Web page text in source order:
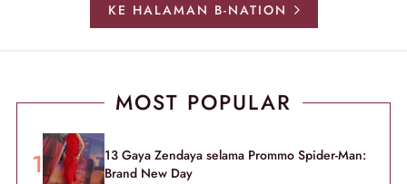
KE HALAMAN B-NATION
MOST POPULAR
13 Gaya Zendaya selama Prommo Spider-Man:
Brand New Day